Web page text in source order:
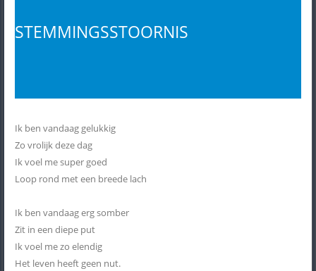
STEMMINGSSTOORNIS
Ik ben vandaag gelukkig
Zo vrolijk deze dag
Ik voel me super goed
Loop rond met een breede lach
Ik ben vandaag erg somber
Zit in een diepe put
Ik voel me zo elendig
Het leven heeft geen nut.